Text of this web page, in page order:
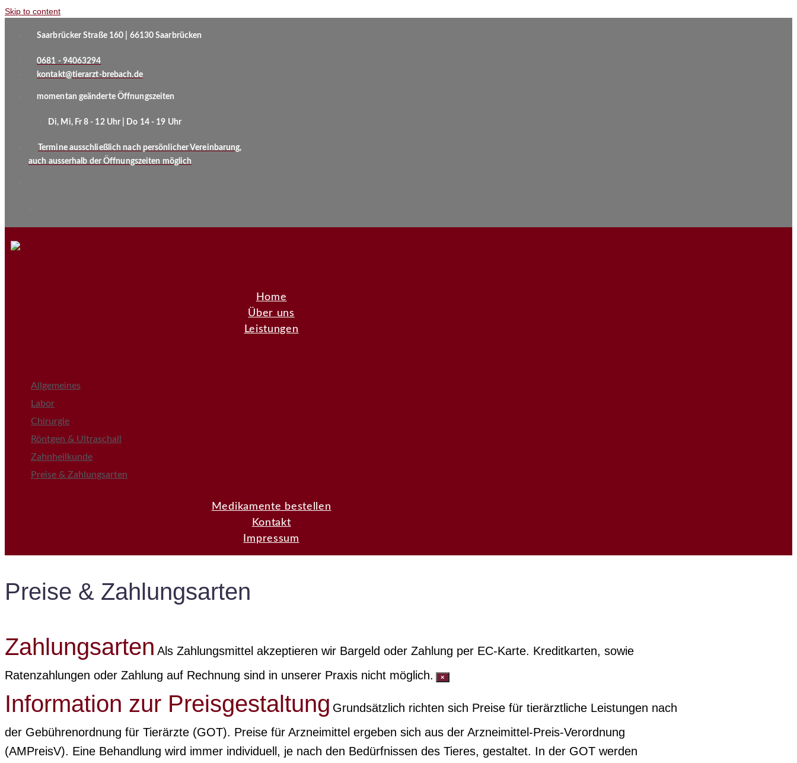
Skip to content
Saarbrücker Straße 160 | 66130 Saarbrücken
0681 - 94063294
kontakt@tierarzt-brebach.de
momentan geänderte Öffnungszeiten
Di, Mi, Fr 8 - 12 Uhr | Do 14 - 19 Uhr
Termine ausschließlich nach persönlicher Vereinbarung,
auch ausserhalb der Öffnungszeiten möglich
Home
Über uns
Leistungen
Allgemeines
Labor
Chirurgie
Röntgen & Ultraschall
Zahnheilkunde
Preise & Zahlungsarten
Medikamente bestellen
Kontakt
Impressum
Preise & Zahlungsarten
Zahlungsarten Als Zahlungsmittel akzeptieren wir Bargeld oder Zahlung per EC-Karte. Kreditkarten, sowie
Ratenzahlungen oder Zahlung auf Rechnung sind in unserer Praxis nicht möglich.
×
Information zur Preisgestaltung Grundsätzlich richten sich Preise für tierärztliche Leistungen nach
der Gebührenordnung für Tierärzte (GOT). Preise für Arzneimittel ergeben sich aus der Arzneimittel-Preis-Verordnung
(AMPreisV). Eine Behandlung wird immer individuell, je nach den Bedürfnissen des Tieres, gestaltet. In der GOT werden